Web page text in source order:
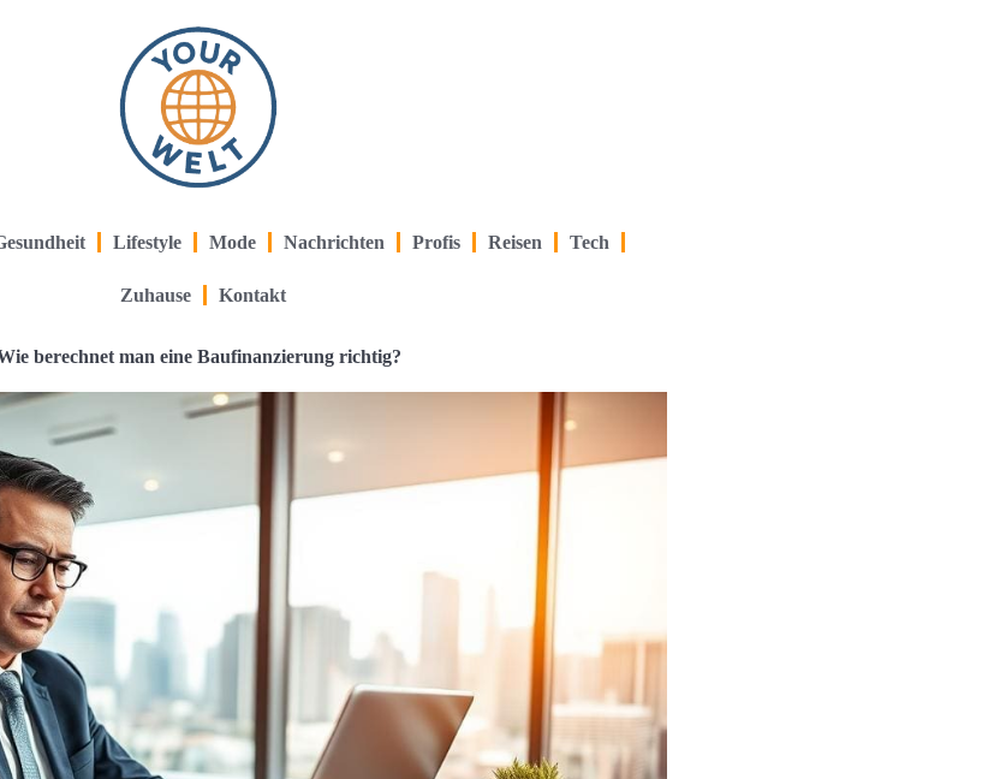
Lifestyle Mode Nachrichten Profis Reisen Tech
Zuhause Kontakt
berechnet man eine Baufinanzierung richtig?